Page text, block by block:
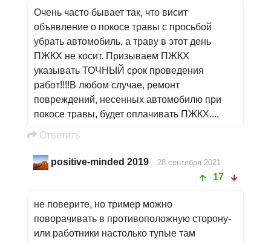
Очень часто бывает так, что висит
объявление о покосе травы с просьбой
убрать автомобиль, а траву в этот день
ПЖКХ не косит. Призываем ПЖКХ
указывать ТОЧНЫЙ срок проведения
работ!!!!В любом случае, ремонт
повреждений, несенных автомобилю при
покосе травы, будет оплачивать ПЖКХ....
Oтветить
positive-minded 2019 28 сентября 2021
17
не поверите, но тример можно
поворачивать в противоположную сторону-
или работники настолько тупые там